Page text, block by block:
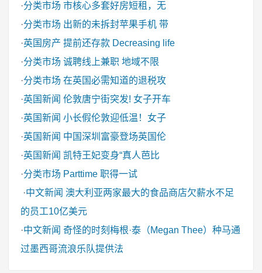
·分类市场 市核心多套好房短租，无
·分类市场 出新的未拆封苹果手机 带
·英国房产 提前还存款 Decreasing life
·分类市场 诚聘线上兼职 地域不限
·分类市场 在英国必需知道的退税攻
·英国新闻 伦敦唐宁街突发! 女子开车
·英国新闻 小长假伦敦迎低温！女子
·英国新闻 中国深圳富豪登场英国伦
·英国新闻 凯特王妃变身“真人芭比
·分类市场 Parttime 职得一试
·中文新闻 澳大利亚两家最大的食品商店欠薪水不足
的员工10亿美元
·中文新闻 奇怪的时刻梅根·泰（Megan Thee）种马通
过墨西哥流浪乐队提供法